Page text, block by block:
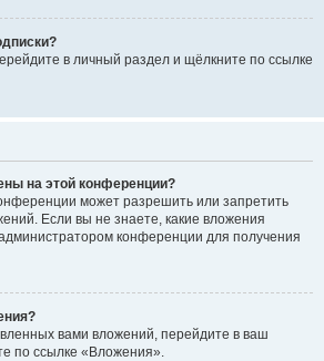
в личный раздел и щёлкните по ссылке
на этой конференции?
может разрешить или запретить
Если вы не знаете, какие вложения
конференции для получения
вами вложений, перейдите в ваш
по ссылке «Вложения».